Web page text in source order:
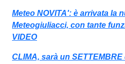
Meteo NOVITA': è arrivata la
Meteogiuliacci, con tante
VIDEO
CLIMA, sarà un